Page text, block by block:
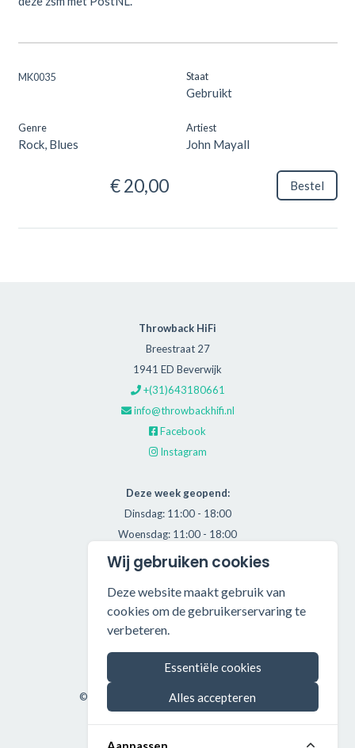
MK0035 Staat
Gebruikt
Genre
Rock, Blues
Artiest
John Mayall
€ 20,00 Bestel
Throwback HiFi
Breestraat 27
1941 ED Beverwijk
+(31)643180661
info@throwbackhifi.nl
Facebook
Instagram
Deze week geopend:
Dinsdag: 11:00 - 18:00
Woensdag: 11:00 - 18:00
Donderdag: 11:00 - 21:00
Vrijdag: 11:00 - 18:00
Zaterdag: 11:00 - 17:00
Alle getoonde prijzen zijn incl. BTW.
Algemene Voorwaarden
Manage cookies
©2026 Throwback HiFi — All rights reserved.
Wij gebruiken cookies
Deze website maakt gebruik van
cookies om de gebruikerservaring te
verbeteren.
Essentiële cookies
Alles accepteren